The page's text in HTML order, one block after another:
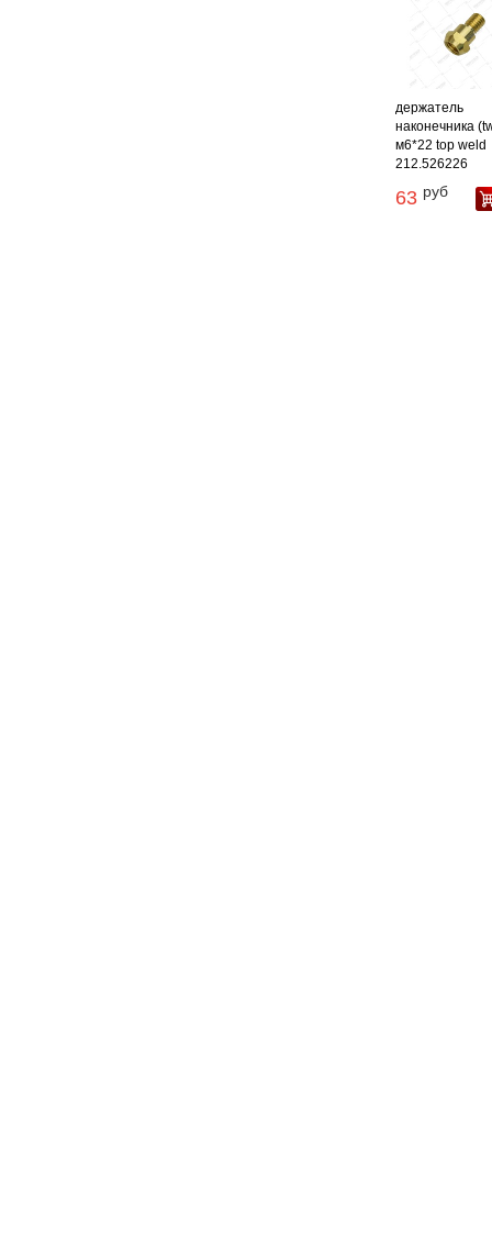
держатель
наконечника
м6*22 top weld
212.526226
63 руб